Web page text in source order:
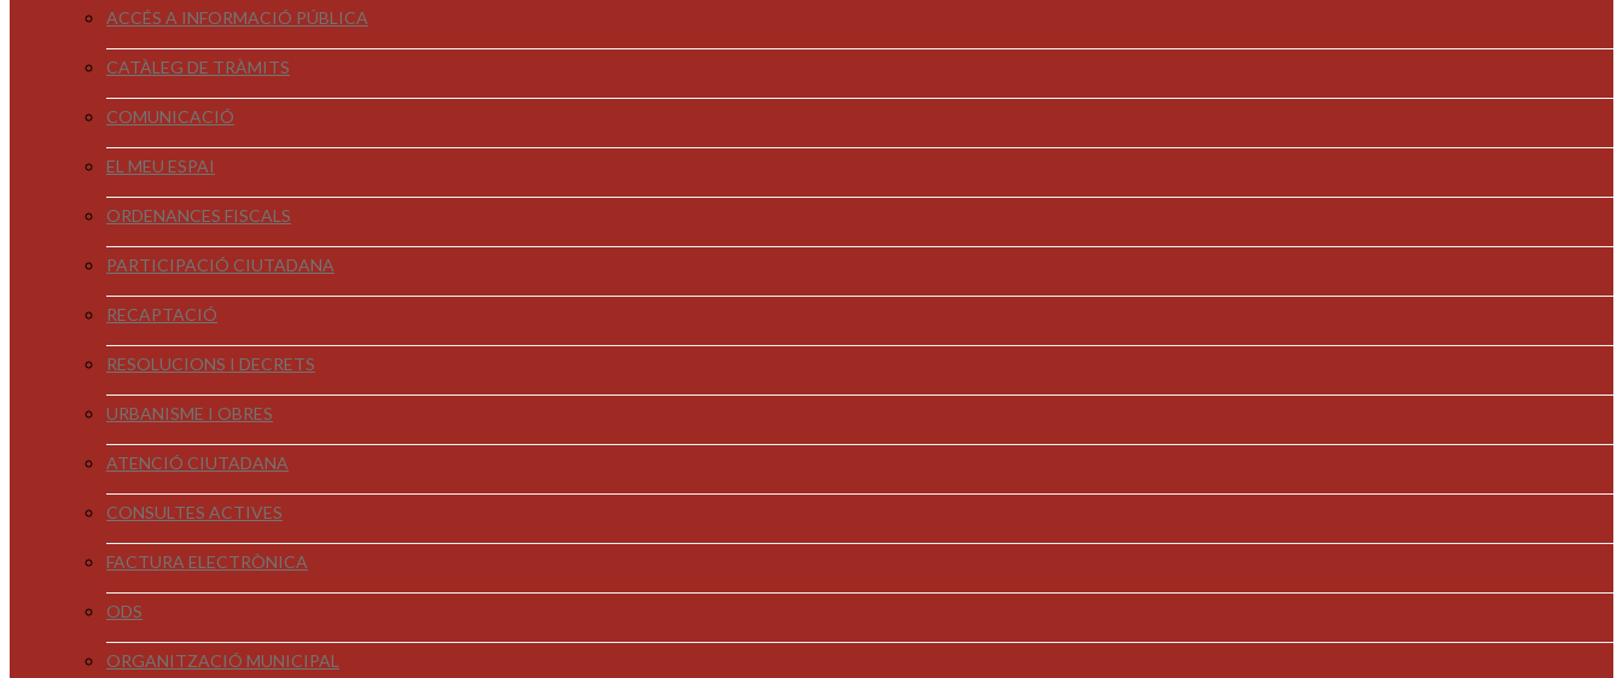
ACCÉS A INFORMACIÓ PÚBLICA
CATÀLEG DE TRÀMITS
COMUNICACIÓ
EL MEU ESPAI
ORDENANCES FISCALS
PARTICIPACIÓ CIUTADANA
RECAPTACIÓ
RESOLUCIONS I DECRETS
URBANISME I OBRES
ATENCIÓ CIUTADANA
CONSULTES ACTIVES
FACTURA ELECTRÒNICA
ODS
ORGANITZACIÓ MUNICIPAL